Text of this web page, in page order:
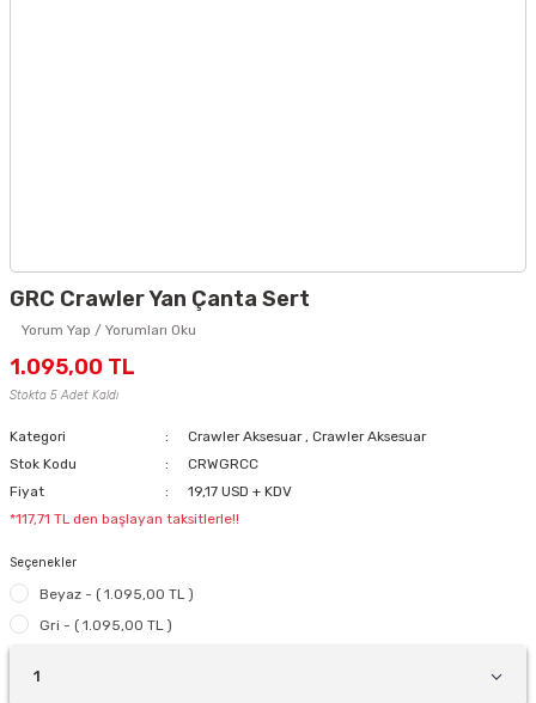
GRC Crawler Yan Çanta Sert
Yorum Yap / Yorumları Oku
1.095,00 TL
Stokta 5 Adet Kaldı
Kategori Crawler Aksesuar , Crawler Aksesuar
Stok Kodu
CRWGRCC
Fiyat
19,17 USD + KDV
*117,71 TL den başlayan taksitlerle!!
Seçenekler
Beyaz - ( 1.095,00 TL )
Gri - ( 1.095,00 TL )